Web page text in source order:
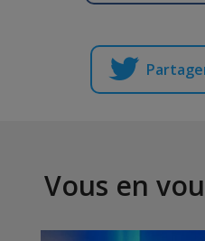
Vous en